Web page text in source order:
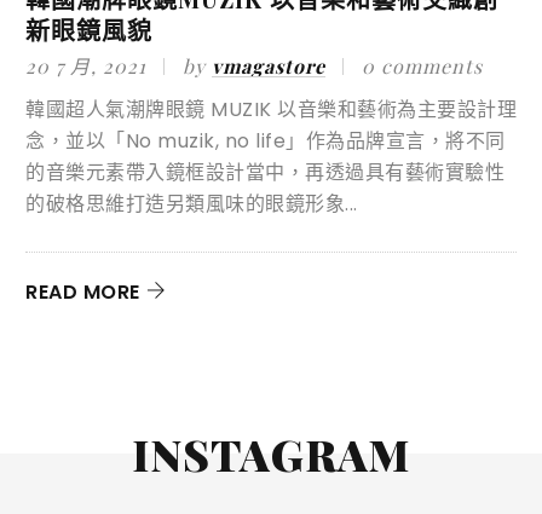
新眼鏡風貌
20 7 月, 2021 by vmagastore 0 comments
韓國超人氣潮牌眼鏡 MUZIK 以音樂和藝術為主要設計理
念，並以「No muzik, no life」作為品牌宣言，將不同
的音樂元素帶入鏡框設計當中，再透過具有藝術實驗性
的破格思維打造另類風味的眼鏡形象...
READ MORE
INSTAGRAM